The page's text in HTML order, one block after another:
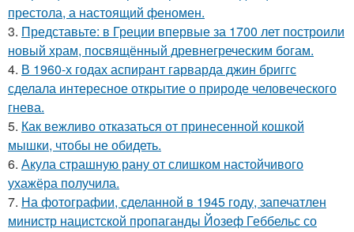
престола, а настоящий феномен.
3. Представьте: в Греции впервые за 1700 лет построили
новый храм, посвящённый древнегреческим богам.
4. В 1960-х годах аспирант гарварда джин бриггс
сделала интересное открытие о природе человеческого
гнева.
5. Как вежливо отказаться от принесенной кошкой
мышки, чтобы не обидеть.
6. Акула страшную рану от слишком настойчивого
ухажёра получила.
7. На фотографии, сделанной в 1945 году, запечатлен
министр нацистской пропаганды Йозеф Геббельс со